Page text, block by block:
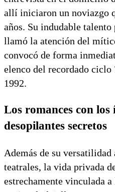
allí iniciaron un noviazgo
años. Su indudable
llamó la atención del
convocó de forma
elenco del recordado ciclo
1992.
Los romances con
desopilantes secretos
Además de su
teatrales, la vida privada
estrechamente vinculada